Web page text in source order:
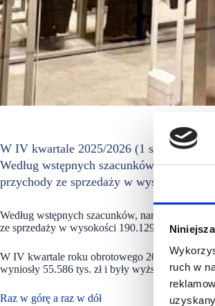
ruch w
W IV kwartale 2025/2026 (1 stycznia–31
Według wstępnych szacunków spółka
przychody ze sprzedaży w wysokości
Według wstępnych szacunków, narastająco, w
ze sprzedaży w wysokości 190.129 tys. zł, czyli
W IV kwartale roku obrotowego 2025/2026 tj.
wyniosły 55.586 tys. zł i były wyższe o 24,9%
Raz w górę a raz w dół